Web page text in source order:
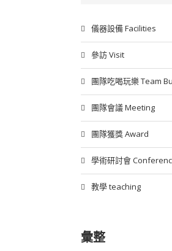
儀器設備 Facilities
參訪 Visit
團隊吃喝玩樂 Team
團隊會議 Meeting
團隊獲獎 Award
學術研討會
教學 teaching
彙整